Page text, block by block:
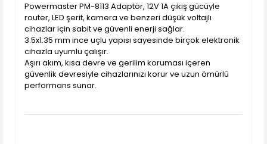
Powermaster PM-8113 Adaptör, 12V 1A çıkış gücüyle
router, LED şerit, kamera ve benzeri düşük voltajlı
cihazlar için sabit ve güvenli enerji sağlar.
3.5x1.35 mm ince uçlu yapısı sayesinde birçok elektronik
cihazla uyumlu çalışır.
Aşırı akım, kısa devre ve gerilim koruması içeren
güvenlik devresiyle cihazlarınızı korur ve uzun ömürlü
performans sunar.